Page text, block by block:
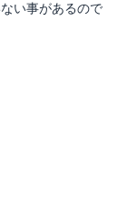
い事があるので